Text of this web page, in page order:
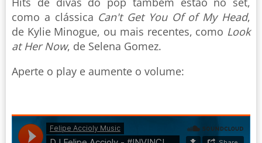
como a clássica Can't Get You Of of My Head,
de Kylie Minogue, ou mais recentes, como Look
at Her Now, de Selena Gomez.
Aperte o play e aumente o volume: